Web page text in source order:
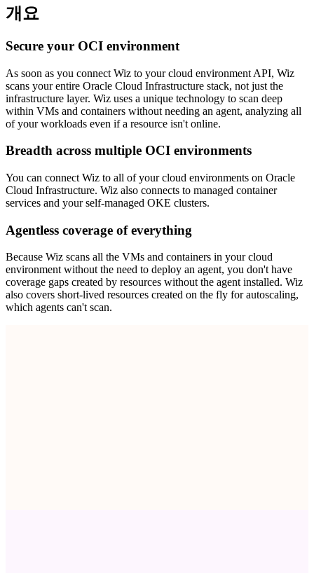
개요
Secure your OCI environment
As soon as you connect Wiz to your cloud environment API, Wiz
scans your entire Oracle Cloud Infrastructure stack, not just the
infrastructure layer. Wiz uses a unique technology to scan deep
within VMs and containers without needing an agent, analyzing all
of your workloads even if a resource isn't online.
Breadth across multiple OCI environments
You can connect Wiz to all of your cloud environments on Oracle
Cloud Infrastructure. Wiz also connects to managed container
services and your self-managed OKE clusters.
Agentless coverage of everything
Because Wiz scans all the VMs and containers in your cloud
environment without the need to deploy an agent, you don't have
coverage gaps created by resources without the agent installed. Wiz
also covers short-lived resources created on the fly for autoscaling,
which agents can't scan.